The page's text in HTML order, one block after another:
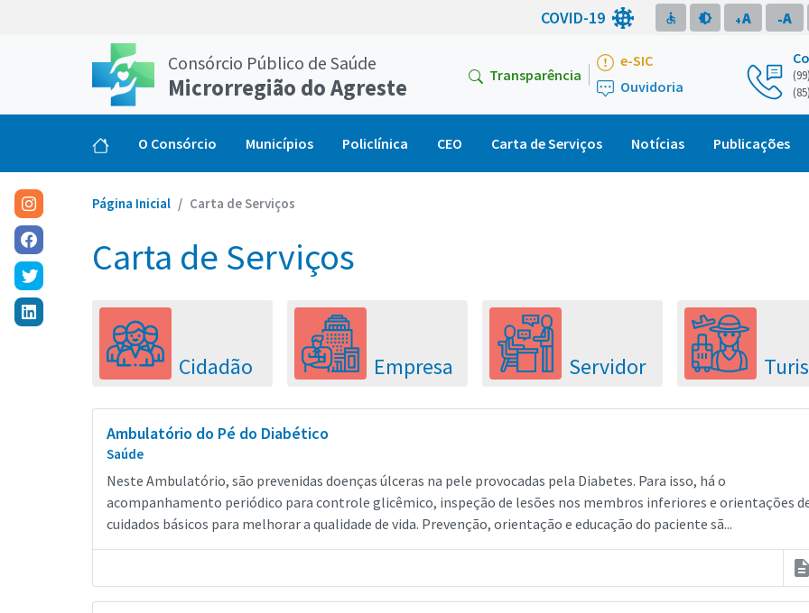
COVID-19 accessible brightness_medium A
+ A
-
Consórcio Público de Saúde
Microrregião do Agreste Transparência
e-SIC
Ouvidoria
O Consórcio Municípios Policlínica CEO Carta de Serviços Notícias Publicações
Página Inicial Carta de Serviços
Carta de Serviços
Cidadão Empresa Servidor
Ambulatório do Pé do Diabético
Saúde
Neste Ambulatório, são prevenidas doenças úlceras na pele provocadas pela Diabetes. Para isso, há o
acompanhamento periódico para controle glicêmico, inspeção de lesões nos membros inferiores e orientações
cuidados básicos para melhorar a qualidade de vida. Prevenção, orientação e educação do paciente sã...
description